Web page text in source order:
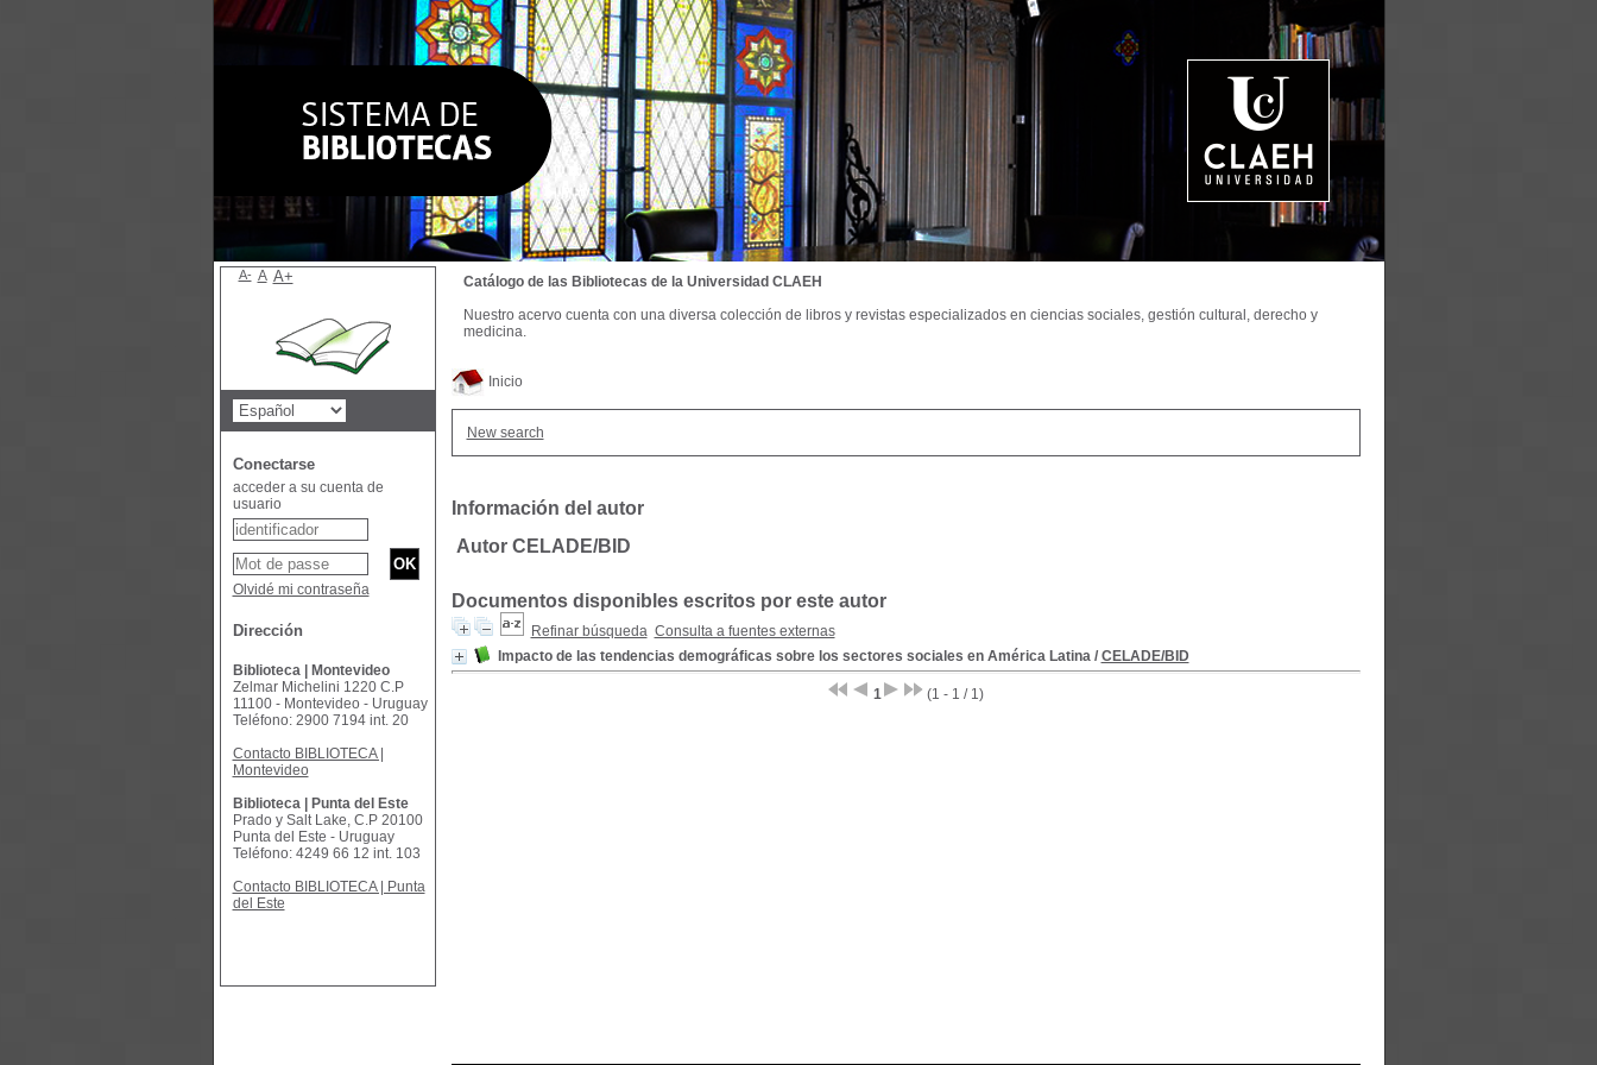
Inicio
New search
Información del autor
Autor CELADE/BID
Documentos disponibles escritos por este autor
Refinar búsqueda Consulta a fuentes externas
Impacto de las tendencias demográficas sobre los sectores sociales en América Latina/ CELADE/BID
1 (1 - 1 / 1)
Catálogo de las Bibliotecas de la Universidad CLAEH
Nuestro acervo cuenta con una diversa colección de libros y revistas especializados en ciencias sociales, gestión cultural, derecho y
medicina.
A- A A+
Conectarse
acceder a su cuenta de
usuario
Olvidé mi contraseña
Dirección
Biblioteca | Montevideo
Zelmar Michelini 1220 C.P
11100 - Montevideo - Uruguay
Teléfono: 2900 7194 int. 20
Contacto BIBLIOTECA |
Montevideo
Biblioteca | Punta del Este
Prado y Salt Lake, C.P 20100
Punta del Este - Uruguay
Teléfono: 4249 66 12 int. 103
Contacto BIBLIOTECA | Punta
del Este